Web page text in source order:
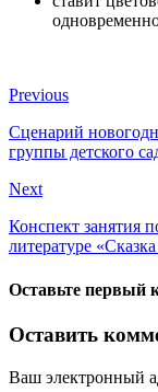
Previous
Сценарий
группы детского
Next
Конспект занятия
литературе
Оставьте первый
Оставить
Ваш электронный